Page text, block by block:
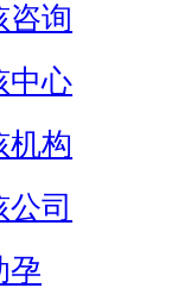
咨询
中心
机构
司
孕